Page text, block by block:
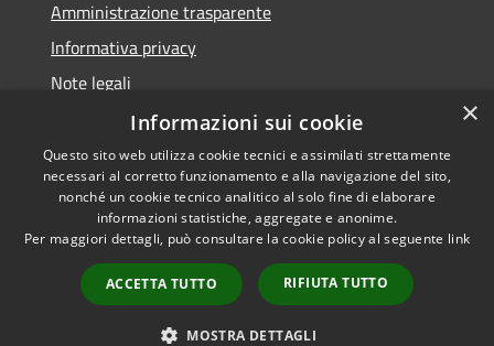
Amministrazione trasparente
Informativa privacy
Note legali
Dichiarazione di accessibilità
RSS
Accessibilità
Copyright © 2026 • Comune di
Trivigliano • Powered by
Municipium•
Accesso
redazione
×
Informazioni sui cookie
Questo sito web utilizza cookie tecnici e assimilati strettamente
necessari al corretto funzionamento e alla navigazione del sito,
nonché un cookie tecnico analitico al solo fine di elaborare
informazioni statistiche, aggregate e anonime.
Per maggiori dettagli, può consultare la cookie policy al seguente link
ACCETTA TUTTO RIFIUTA TUTTO
MOSTRA DETTAGLI